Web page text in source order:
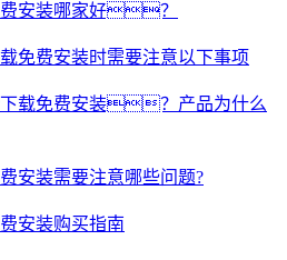
费安装哪家好？
免费安装时需要注意以下事项
下载免费安装？产品为什么
安装需要注意哪些问题?
安装购买指南